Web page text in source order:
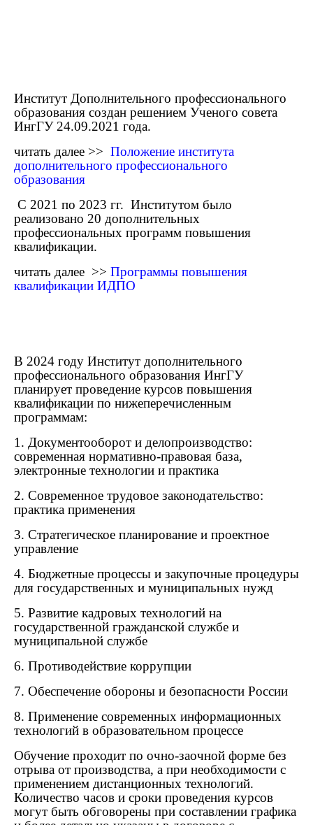
Институт Дополнительного профессионального
образования создан решением Ученого совета
ИнгГУ 24.09.2021 года.
читать далее >> Положение института
дополнительного профессионального
образования
С 2021 по 2023 гг. Институтом было
реализовано 20 дополнительных
профессиональных программ повышения
квалификации.
читать далее >> Программы повышения
квалификации ИДПО
В 2024 году Институт дополнительного
профессионального образования ИнгГУ
планирует проведение курсов повышения
квалификации по нижеперечисленным
программам:
1. Документооборот и делопроизводство:
современная нормативно-правовая база,
электронные технологии и практика
2. Современное трудовое законодательство:
практика применения
3. Стратегическое планирование и проектное
управление
4. Бюджетные процессы и закупочные процедуры
для государственных и муниципальных нужд
5. Развитие кадровых технологий на
государственной гражданской службе и
муниципальной службе
6. Противодействие коррупции
7. Обеспечение обороны и безопасности России
8. Применение современных информационных
технологий в образовательном процессе
Обучение проходит по очно-заочной форме без
отрыва от производства, а при необходимости с
применением дистанционных технологий.
Количество часов и сроки проведения курсов
могут быть обговорены при составлении графика